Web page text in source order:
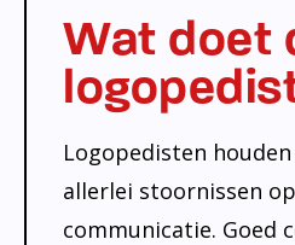
Privacy
Wat doet
Logopedisten
allerlei stoornissen
communicatie. Goed